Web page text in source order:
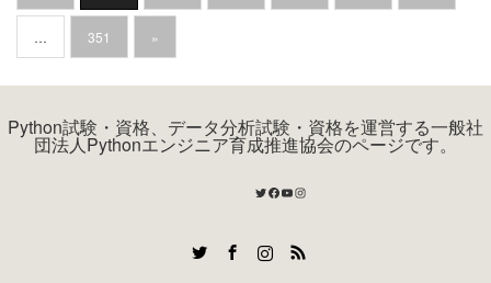
… 351 »
Python試験・資格、データ分析試験・資格を運営する一般社
団法人Pythonエンジニア育成推進協会のページです。
Twitter
Facebook
YouTube
Instagram
RSS